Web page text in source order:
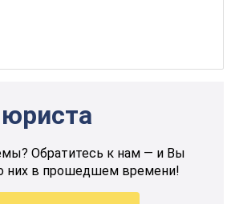
Обратитесь к нам — и Вы
них в прошедшем времени!